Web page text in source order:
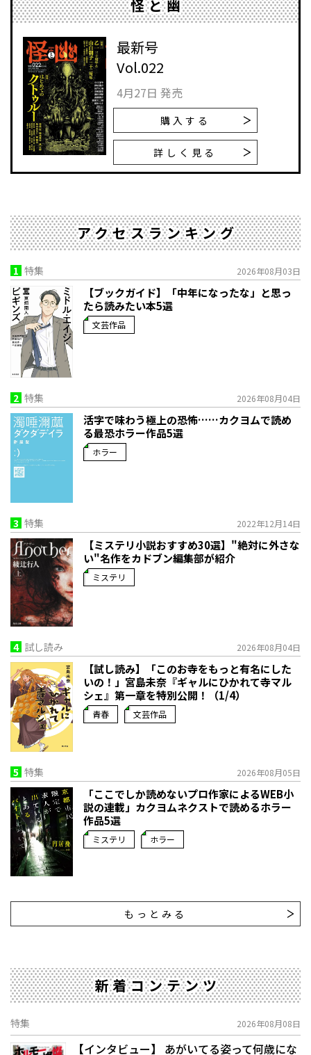
怪と幽
最新号
Vol.022
4月27日 発売
購入する
詳しく見る
アクセスランキング
1 特集 2026年08月03日
【ブックガイド】「中年になったな」と思っ
たら読みたい本5選
文芸作品
2 特集 2026年08月04日
活字で味わう極上の恐怖……カクヨムで読め
る最恐ホラー作品5選
ホラー
3 特集 2022年12月14日
【ミステリ小説おすすめ30選】"絶対に外さな
い"名作をカドブン編集部が紹介
ミステリ
4 試し読み 2026年08月04日
【試し読み】「このお寺をもっと有名にした
いの！」宮島未奈『ギャルにひかれて寺マル
シェ』第一章を特別公開！（1/4）
青春 文芸作品
5 特集 2026年08月05日
「ここでしか読めないプロ作家によるWEB小
説の連載」――カクヨムネクストで読めるホラー
作品5選
ミステリ ホラー
もっとみる
新着コンテンツ
特集 2026年08月08日
【インタビュー】 あがいてる姿って何歳にな